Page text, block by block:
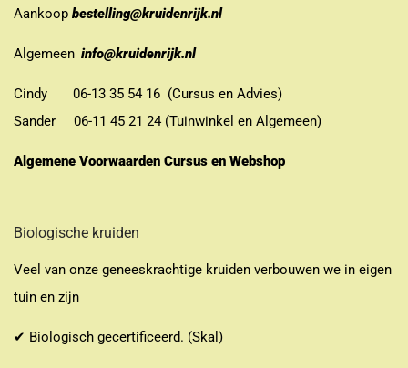
Aankoop bestelling@kruidenrijk.nl
Algemeen info@kruidenrijk.nl
Cindy 06-13 35 54 16 (Cursus en Advies)
Sander 06-11 45 21 24 (Tuinwinkel en Algemeen)
Algemene Voorwaarden Cursus en Webshop
Biologische kruiden
Veel van onze geneeskrachtige kruiden verbouwen we in eigen
tuin en zijn
✔ Biologisch gecertificeerd. (Skal)